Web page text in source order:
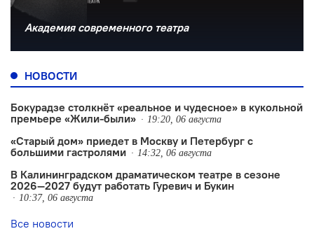
Академия современного театра
НОВОСТИ
Бокурадзе столкнëт «реальное и чудесное» в кукольной
премьере «Жили-были»
19:20, 06 августа
«Старый дом» приедет в Москву и Петербург с
большими гастролями
14:32, 06 августа
В Калининградском драматическом театре в сезоне
2026—2027 будут работать Гуревич и Букин
10:37, 06 августа
Все новости